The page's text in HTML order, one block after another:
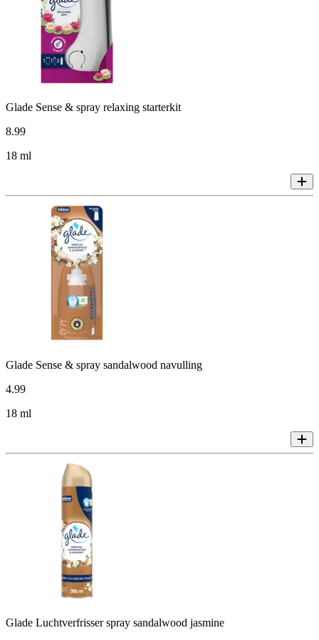
Glade Sense & spray relaxing starterkit
8.99
18 ml
Glade Sense & spray sandalwood navulling
4.99
18 ml
Glade Luchtverfrisser spray sandalwood jasmine